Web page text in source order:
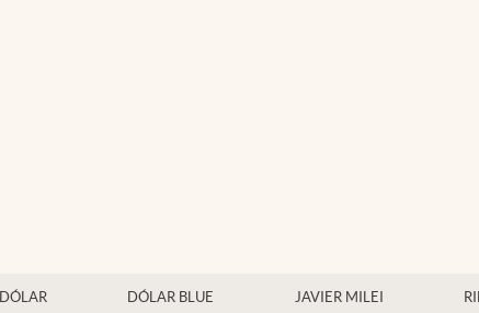
DÓLAR DÓLAR BLUE JAVIER MILEI